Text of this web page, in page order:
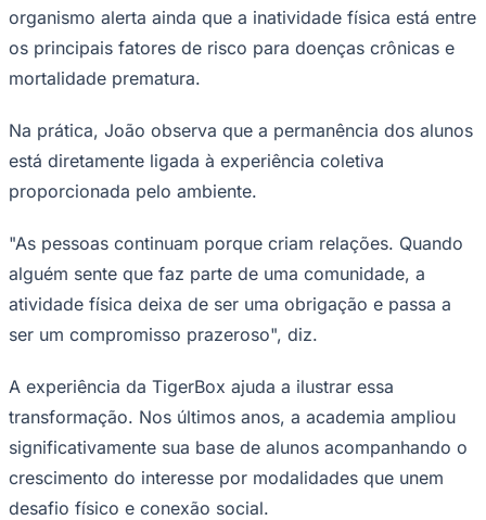
organismo alerta ainda que a inatividade física está entre
os principais fatores de risco para doenças crônicas e
mortalidade prematura.
Na prática, João observa que a permanência dos alunos
está diretamente ligada à experiência coletiva
proporcionada pelo ambiente.
"As pessoas continuam porque criam relações. Quando
alguém sente que faz parte de uma comunidade, a
atividade física deixa de ser uma obrigação e passa a
ser um compromisso prazeroso", diz.
A experiência da TigerBox ajuda a ilustrar essa
transformação. Nos últimos anos, a academia ampliou
significativamente sua base de alunos acompanhando o
crescimento do interesse por modalidades que unem
desafio físico e conexão social.